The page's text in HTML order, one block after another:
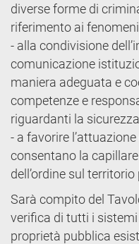
diverse forme di
riferimento ai
- alla condivisione
comunicazione
maniera adeguata e
competenze e
riguardanti la
- a favorire
consentano la
dell’ordine sul
Sarà compito del
verifica di tutti i
proprietà pubblica